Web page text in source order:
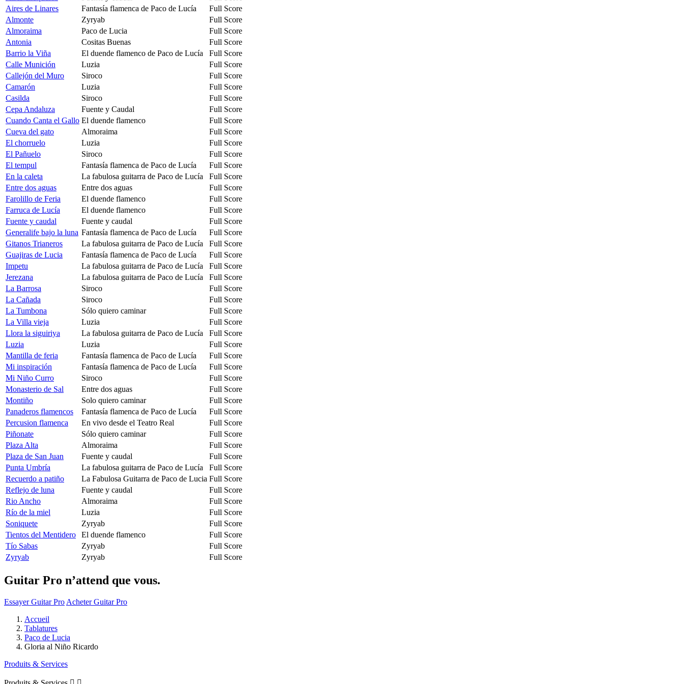
Aires de Linares
Fantasía flamenca de Paco de Lucía
Full Score
Almonte
Zyryab
Full Score
Almoraima
Paco de Lucia
Full Score
Antonia
Cositas Buenas
Full Score
Barrio la Viña
El duende flamenco de Paco de Lucía
Full Score
Calle Munición
Luzia
Full Score
Callejón del Muro
Siroco
Full Score
Camarón
Luzia
Full Score
Casilda
Siroco
Full Score
Cepa Andaluza
Fuente y Caudal
Full Score
Cuando Canta el Gallo El duende flamenco
Full Score
Cueva del gato
Almoraima
Full Score
El chorruelo
Luzia
Full Score
El Pañuelo
Siroco
Full Score
El tempul
Fantasía flamenca de Paco de Lucía
Full Score
En la caleta
La fabulosa guitarra de Paco de Lucía
Full Score
Entre dos aguas
Entre dos aguas
Full Score
Farolillo de Feria
El duende flamenco
Full Score
Farruca de Lucía
El duende flamenco
Full Score
Fuente y caudal
Fuente y caudal
Full Score
Generalife bajo la luna Fantasía flamenca de Paco de Lucía
Full Score
Gitanos Trianeros
La fabulosa guitarra de Paco de Lucía
Full Score
Guajiras de Lucia
Fantasía flamenca de Paco de Lucía
Full Score
Impetu
La fabulosa guitarra de Paco de Lucía
Full Score
Jerezana
La fabulosa guitarra de Paco de Lucía
Full Score
La Barrosa
Siroco
Full Score
La Cañada
Siroco
Full Score
La Tumbona
Sólo quiero caminar
Full Score
La Villa vieja
Luzia
Full Score
Llora la siguiriya
La fabulosa guitarra de Paco de Lucía
Full Score
Luzia
Luzia
Full Score
Mantilla de feria
Fantasía flamenca de Paco de Lucía
Full Score
Mi inspiración
Fantasía flamenca de Paco de Lucía
Full Score
Mi Niño Curro
Siroco
Full Score
Monasterio de Sal
Entre dos aguas
Full Score
Montiño
Solo quiero caminar
Full Score
Panaderos flamencos
Fantasía flamenca de Paco de Lucía
Full Score
Percusion flamenca
En vivo desde el Teatro Real
Full Score
Piñonate
Sólo quiero caminar
Full Score
Plaza Alta
Almoraima
Full Score
Plaza de San Juan
Fuente y caudal
Full Score
Punta Umbría
La fabulosa guitarra de Paco de Lucía
Full Score
Recuerdo a patiño
La Fabulosa Guitarra de Paco de Lucia Full Score
Reflejo de luna
Fuente y caudal
Full Score
Rio Ancho
Almoraima
Full Score
Río de la miel
Luzia
Full Score
Soniquete
Zyryab
Full Score
Tientos del Mentidero
El duende flamenco
Full Score
Tío Sabas
Zyryab
Full Score
Zyryab
Zyryab Full Score
Guitar Pro n’attend que vous.
Essayer Guitar Pro Acheter Guitar Pro
Accueil
Tablatures
Paco de Lucia
Gloria al Niño Ricardo
Produits & Services